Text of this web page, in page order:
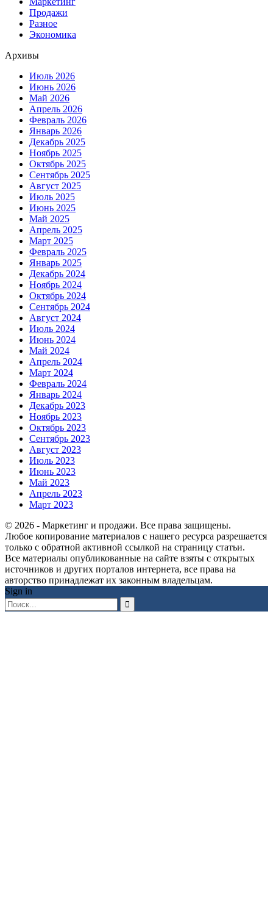
Продажи
Разное
Экономика
Архивы
Июль 2026
Июнь 2026
Май 2026
Апрель 2026
Февраль 2026
Январь 2026
Декабрь 2025
Ноябрь 2025
Октябрь 2025
Сентябрь 2025
Август 2025
Июль 2025
Июнь 2025
Май 2025
Апрель 2025
Март 2025
Февраль 2025
Январь 2025
Декабрь 2024
Ноябрь 2024
Октябрь 2024
Сентябрь 2024
Август 2024
Июль 2024
Июнь 2024
Май 2024
Апрель 2024
Март 2024
Февраль 2024
Январь 2024
Декабрь 2023
Ноябрь 2023
Октябрь 2023
Сентябрь 2023
Август 2023
Июль 2023
Июнь 2023
Май 2023
Апрель 2023
Март 2023
© 2026 - Маркетинг и продажи. Все права защищены.
Любое копирование материалов с нашего ресурса разрешается
только с обратной активной ссылкой на страницу статьи.
Все материалы опубликованные на сайте взяты с открытых
источников и других порталов интернета, все права на
авторство принадлежат их законным владельцам.
Sign in